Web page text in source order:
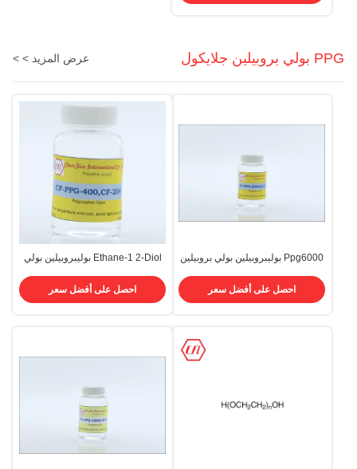
PPG بولي بروبيلين جلايكول عرض المزيد > >
Ppg6000 بوليبروبيلين بولي بروبيلين
احصل على أفضل سعر
Ethane-1 2-Diol بوليبروبيلين بولي
31923-84-9 Propoxylated
احصل على أفضل سعر